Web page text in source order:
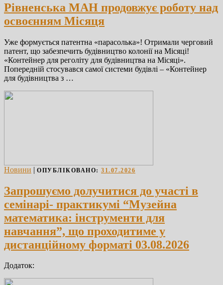
Рівненська МАН продовжує роботу над
освоєнням Місяця
Уже формується патентна «парасолька»! Отримали черговий
патент, що забезпечить будівництво колонії на Місяці!
«Контейнер для реголіту для будівництва на Місяці».
Попередній стосувався самої системи будівлі – «Контейнер
для будівництва з …
Новини | ОПУБЛІКОВАНО: 31.07.2026
Запрошуємо долучитися до участі в
семінарі- практикумі “Музейна
математика: інструменти для
навчання”, що проходитиме у
дистанційному форматі 03.08.2026
Додаток: